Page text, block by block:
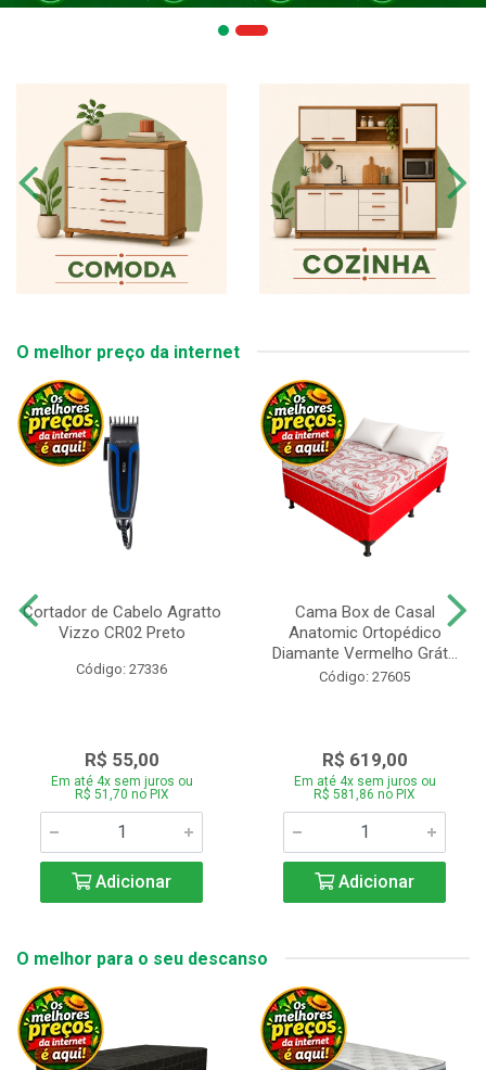
O melhor preço da internet
Cortador de Cabelo Agratto
Vizzo CR02 Preto
Código: 27336
R$ 55,00
Em até 4x sem juros ou
R$ 51,70 no PIX
Adicionar
Cama Box de Casal
Anatomic Ortopédico
Diamante Vermelho Grát...
Código: 27605
R$ 619,00
Em até 4x sem juros ou
R$ 581,86 no PIX
Adicionar
O melhor para o seu descanso